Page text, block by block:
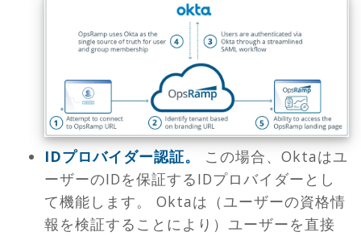
IDプロバイダー認証。 この場合、Oktaはユ
ーザーのIDを保証するIDプロバイダーとし
て機能します。 Oktaは（ユーザーの資格情
報を検証することにより）ユーザーを直接